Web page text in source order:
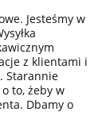
Jesteśmy w
z klientami i
Starannie
to, żeby w
Dbamy o